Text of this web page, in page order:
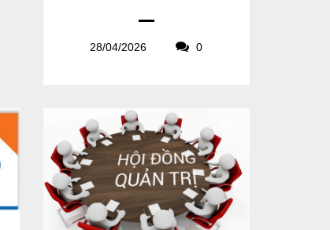
28/04/2026 0